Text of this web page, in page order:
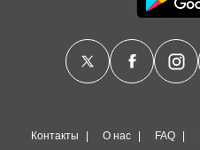
Контакты О нас FAQ